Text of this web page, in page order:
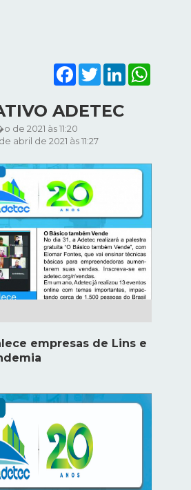
FacebookTwitterLinkedIn
ADETEC
de 2021 às 11:20
abril de 2021 às 11:27
empresas de Lins e